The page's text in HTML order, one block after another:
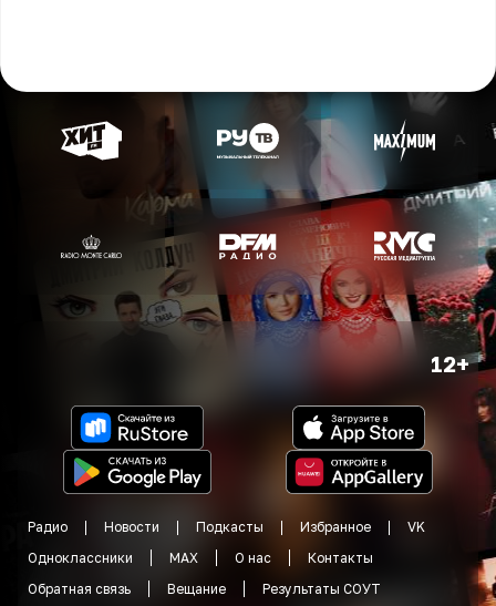
12+
Радио Новости Подкасты Избранное
VK
Одноклассники
MAX О нас
Контакты
Обратная связь
Вещание Результаты СОУТ